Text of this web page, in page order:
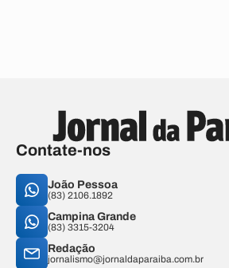
Contate-nos
João Pessoa
(83) 2106.1892
Campina Grande
(83) 3315-3204
Redação
jornalismo@jornaldaparaiba.com.br